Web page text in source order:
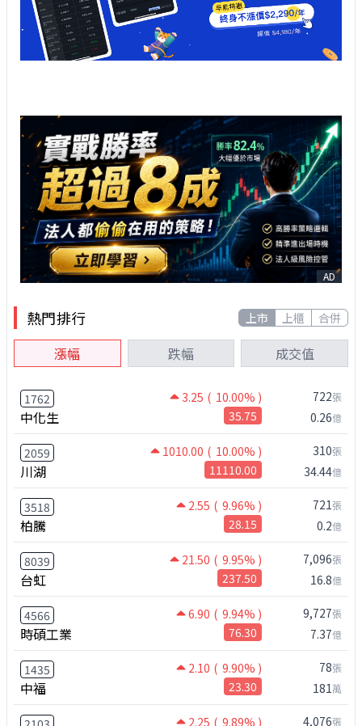
AD
熱門排行 上市 上櫃 合併
漲幅 跌幅 成交值
1762 3.25 ( 10.00% )
中化生 35.75
722張
0.26億
2059 1010.00 ( 10.00% )
川湖 11110.00
310張
34.44億
3518 2.55 ( 9.96% )
柏騰 28.15
721張
0.2億
8039 21.50 ( 9.95% )
台虹 237.50
7,096張
16.8億
4566 6.90 ( 9.94% )
時碩工業 76.30
9,727張
7.37億
1435 2.10 ( 9.90% )
中福 23.30
78張
181萬
2.25 ( 9.89% ) 4,076張